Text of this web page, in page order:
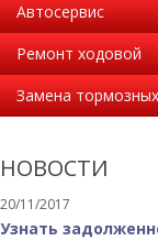
Автосервис
Ремонт ходовой
Замена
НОВОСТИ
20/11/2017
Узнать